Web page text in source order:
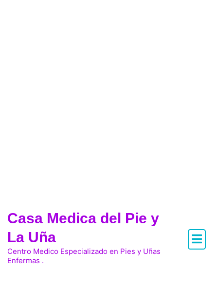
Casa Medica del Pie y
La Uña
Centro Medico Especializado en Pies y Uñas
Enfermas .